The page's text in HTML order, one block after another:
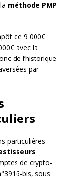
méthode PMP
de 9 000€
avec la
de l’historique
par
particulières
de crypto-
bis, sous